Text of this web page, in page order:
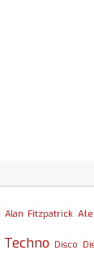
Alan Fitzpatrick
Disco